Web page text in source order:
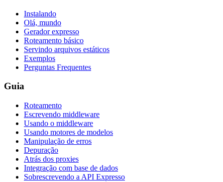
Instalando
Olá, mundo
Gerador expresso
Roteamento básico
Servindo arquivos estáticos
Exemplos
Perguntas Frequentes
Guia
Roteamento
Escrevendo middleware
Usando o middleware
Usando motores de modelos
Manipulação de erros
Depuração
Atrás dos proxies
Integração com base de dados
Sobrescrevendo a API Expresso